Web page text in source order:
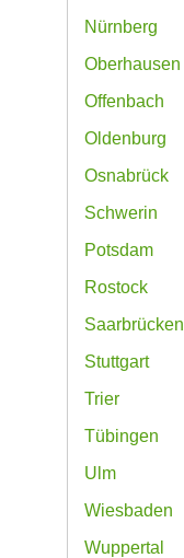
Nürnberg
Oberhausen
Offenbach
Oldenburg
Osnabrück
Schwerin
Potsdam
Rostock
Saarbrücken
Stuttgart
Trier
Tübingen
Ulm
Wiesbaden
Wuppertal